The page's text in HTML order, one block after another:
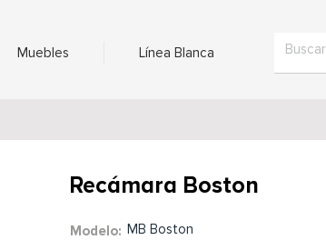
Muebles Línea Blanca
Recámara Boston
Modelo: MB Boston